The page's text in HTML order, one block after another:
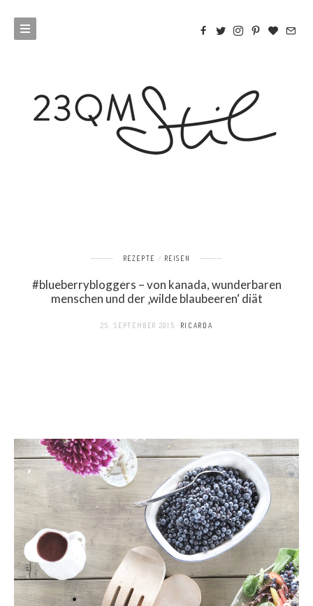
REZEPTE REISEN
#blueberrybloggers – von kanada, wunderbaren
menschen und der ‚wilde blaubeeren‘ diät
25. SEPTEMBER 2015 RICARDA